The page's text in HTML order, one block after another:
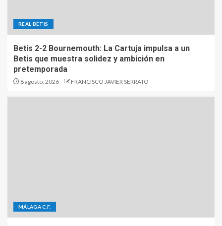
REAL BETIS
Betis 2-2 Bournemouth: La Cartuja impulsa a un
Betis que muestra solidez y ambición en
pretemporada
8 agosto, 2026 FRANCISCO JAVIER SERRATO
MÁLAGA C.F.